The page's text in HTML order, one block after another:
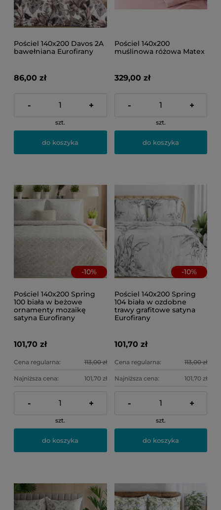
Pościel 140x200 Davos 2A
bawełniana Eurofirany
86,00 zł
- +
szt.
do koszyka
Pościel 140x200
muślinowa różowa Matex
329,00 zł
- +
szt.
do koszyka
-10%
Pościel 140x200 Spring
100 biała w beżowe
ornamenty mozaikę
satyna Eurofirany
101,70 zł
Cena regularna: 113,00 zł
Najniższa cena: 101,70 zł
- +
szt.
do koszyka
-10%
Pościel 140x200 Spring
104 biała w ozdobne
trawy grafitowe satyna
Eurofirany
101,70 zł
Cena regularna: 113,00 zł
Najniższa cena: 101,70 zł
- +
szt.
do koszyka